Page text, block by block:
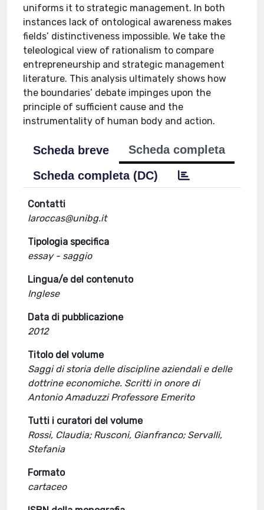
uniforms it to strategic management. In both
instances lack of ontological awareness makes
fields’ distinctiveness impossible. We take the
teleological view of rationalism to compare
entrepreneurship and strategic management
literature. This analysis ultimately shows how
the boundaries’ debate impinges upon the
principle of sufficient cause and the
instrumentality of human body and action.
Scheda breve
Scheda completa
Scheda completa (DC)
Contatti
laroccas@unibg.it
Tipologia specifica
essay - saggio
Lingua/e del contenuto
Inglese
Data di pubblicazione
2012
Titolo del volume
Saggi di storia delle discipline aziendali e delle
dottrine economiche. Scritti in onore di
Antonio Amaduzzi Professore Emerito
Tutti i curatori del volume
Rossi, Claudia; Rusconi, Gianfranco; Servalli,
Stefania
Formato
cartaceo